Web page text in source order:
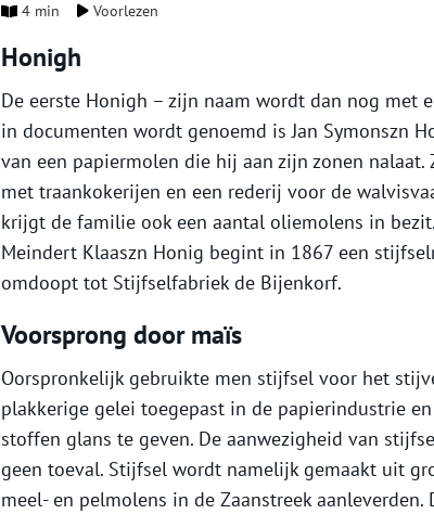
4 min Voorlezen
Honigh
De eerste Honigh – zijn naam wordt dan nog met
in documenten wordt genoemd is Jan Symonszn
van een papiermolen die hij aan zijn zonen
met traankokerijen en een rederij voor de
krijgt de familie ook een aantal oliemolens in
Meindert Klaaszn Honig begint in 1867 een
omdoopt tot Stijfselfabriek de Bijenkorf.
Voorsprong door maïs
Oorspronkelijk gebruikte men stijfsel voor het
plakkerige gelei toegepast in de papierindustrie
stoffen glans te geven. De aanwezigheid van
geen toeval. Stijfsel wordt namelijk gemaakt uit
meel- en pelmolens in de Zaanstreek aanleverden.